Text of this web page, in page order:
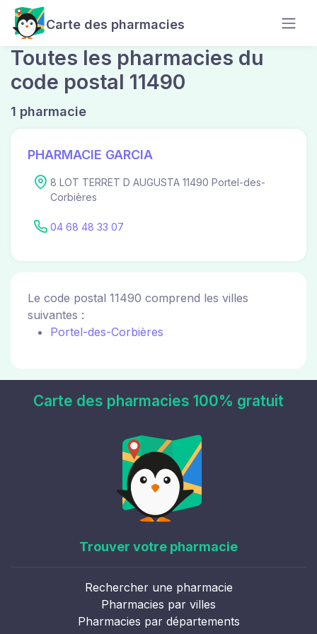
Carte des pharmacies
Toutes les pharmacies du
code postal 11490
1 pharmacie
PHARMACIE GARCIA
8 LOT TERRET D AUGUSTA 11490 Portel-des-
Corbières
04 68 48 33 07
Le code postal 11490 comprend les villes
suivantes :
Portel-des-Corbières
Carte des pharmacies 100% gratuit
Trouver votre pharmacie
Rechercher une pharmacie
Pharmacies par villes
Pharmacies par départements